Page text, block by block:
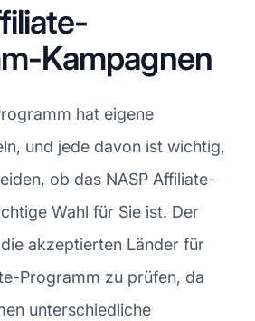
Kampagnen
hat eigene
und jede davon ist wichtig,
ob das NASP Affiliate-
Wahl für Sie ist. Der
akzeptierten Länder für
Programm zu prüfen, da
unterschiedliche